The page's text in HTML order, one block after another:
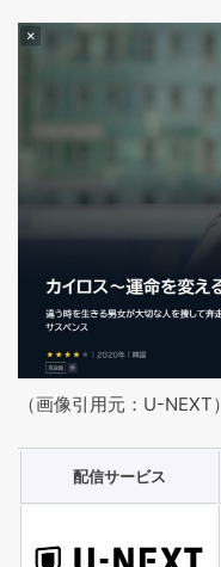
（画像引用元：U-NEXT）
配信サービス